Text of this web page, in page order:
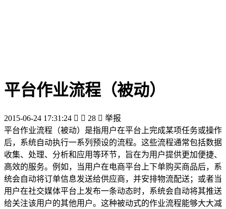
平台作业流程（被动）
2015-06-24 17:31:24   28  举报
平台作业流程（被动）是指用户在平台上完成某项任务或操作
后，系统自动执行一系列预设的流程。这些流程通常包括数据
收集、处理、分析和应用等环节，旨在为用户提供更加便捷、
高效的服务。例如，当用户在电商平台上下单购买商品后，系
统会自动将订单信息发送给供应商，并安排物流配送；或者当
用户在社交媒体平台上发布一条动态时，系统会自动将其推送
给关注该用户的其他用户。这种被动式的作业流程能够大大减